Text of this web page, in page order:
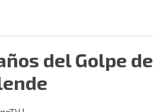
del Golpe de